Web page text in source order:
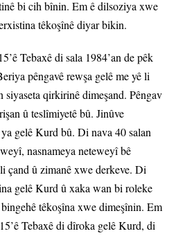
bi cih bînin. Em ê dilsoziya xwe
têkoşînê diyar bikin.
Tebaxê di sala 1984’an de pêk
pêngavê rewşa gelê me yê li
qirkirinê dimeşand. Pêngav
û teslîmiyetê bû. Jinûve
gelê Kurd bû. Di nava 40 salan
nasnameya neteweyî bê
çand û zimanê xwe derkeve. Di
gelê Kurd û xaka wan bi roleke
têkoşîna xwe dimeşînin. Em
Tebaxê di dîroka gelê Kurd, di